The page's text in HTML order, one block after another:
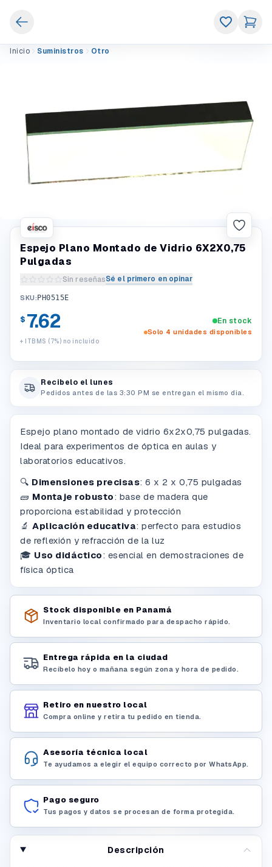
Inicio Suministros Otro
Espejo Plano Montado de Vidrio 6X2X0,75
Pulgadas
Sin reseñasSé el primero en opinar
Escribir una reseña del producto
SKU: PH0515E
$ 7.62
+ ITBMS (7%) no incluido
En stock
Solo 4 unidades disponibles
Recibelo el lunes
Pedidos antes de las 3:30 PM se entregan el mismo dia.
Espejo plano montado de vidrio 6x2x0,75 pulgadas.
Ideal para experimentos de óptica en aulas y
laboratorios educativos.
🔍 Dimensiones precisas: 6 x 2 x 0,75 pulgadas
🧱 Montaje robusto: base de madera que
proporciona estabilidad y protección
🔬 Aplicación educativa: perfecto para estudios
de reflexión y refracción de la luz
🎓 Uso didáctico: esencial en demostraciones de
física óptica
Stock disponible en Panamá
Inventario local confirmado para despacho rápido.
Entrega rápida en la ciudad
Recíbelo hoy o mañana según zona y hora de pedido.
Retiro en nuestro local
Compra online y retira tu pedido en tienda.
Asesoría técnica local
Te ayudamos a elegir el equipo correcto por WhatsApp.
Pago seguro
Tus pagos y datos se procesan de forma protegida.
Descripción